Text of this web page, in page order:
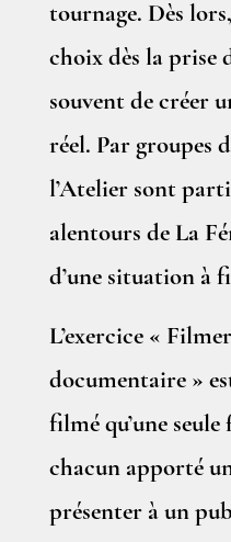
tournage. Dès
choix dès la prise
souvent de créer
réel. Par groupes
l’Atelier sont
alentours de La
d’une situation à
L’exercice «
documentaire »
filmé qu’une seule
chacun apporté
présenter à un